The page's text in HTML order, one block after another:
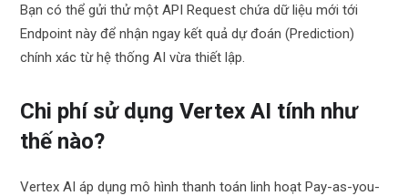
Bạn có thể gửi thử một API Request chứa dữ liệu mới tới
Endpoint này để nhận ngay kết quả dự đoán (Prediction)
chính xác từ hệ thống AI vừa thiết lập.
Chi phí sử dụng Vertex AI tính như
thế nào?
Vertex AI áp dụng mô hình thanh toán linh hoạt Pay-as-you-